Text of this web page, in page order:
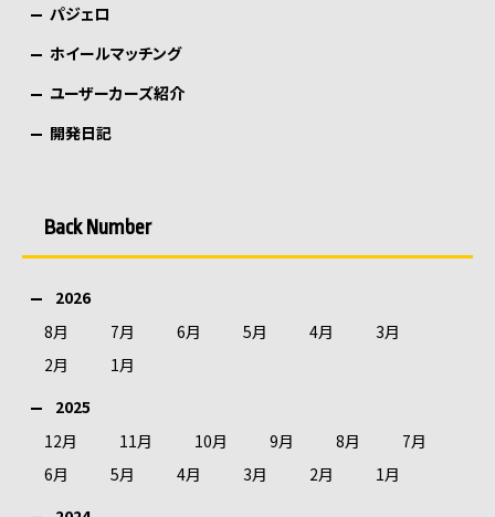
パジェロ
ホイールマッチング
ユーザーカーズ紹介
開発日記
Back Number
2026
8月
7月 6月 5月 4月
3月
2月
1月
2025
12月
11月 10月 9月 8月
7月
6月
5月 4月 3月 2月
1月